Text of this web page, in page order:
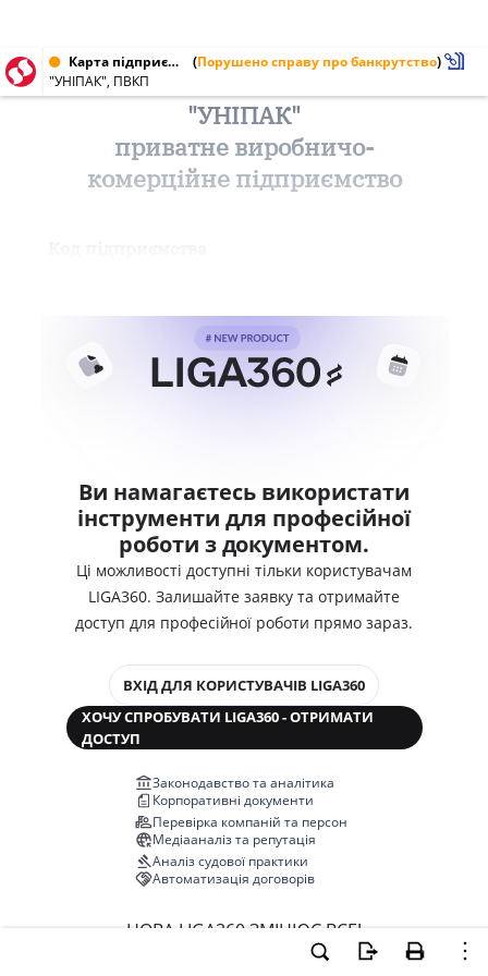
Карта підприємства від 22.01.2000 № 24003061 (Порушено справу про банкрутство)
"УНІПАК", ПВКП
"УНІПАК"
приватне виробничо-
комерційне підприємство
Ви намагаєтесь використати
інструменти для професійної
роботи з документом.
Ці можливості доступні тільки користувачам
LIGA360. Залишайте заявку та отримайте
доступ для професійної роботи прямо зараз.
ВХІД ДЛЯ КОРИСТУВАЧІВ LIGA360
ХОЧУ СПРОБУВАТИ LIGA360 - ОТРИМАТИ
ДОСТУП
Законодавство та аналітика
Корпоративні документи
Перевірка компаній та персон
Медіааналіз та репутація
Аналіз судової практики
Автоматизація договорів
НОВА LIGA360 ЗМІНЮЄ ВСЕ!